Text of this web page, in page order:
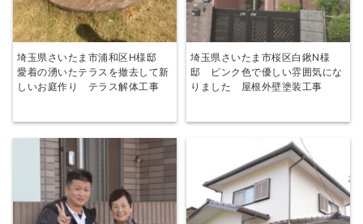
埼玉県さいたま市浦和区H様邸
愛着の湧いたテラスを撤去して新
しいお庭作り テラス解体工事
埼玉県さいたま市桜区白鍬N様
邸 ピンク色で優しい雰囲気にな
りました 屋根外壁塗装工事